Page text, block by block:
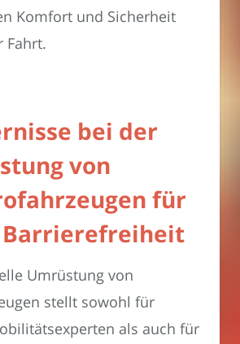
Komfort und Sicherheit
Fahrt.
bei der
von
für
Umrüstung von
stellt sowohl für
als auch für